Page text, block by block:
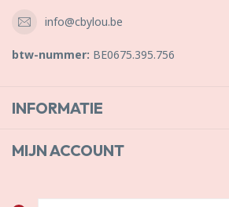
info@cbylou.be
btw-nummer: BE0675.395.756
INFORMATIE
MIJN ACCOUNT